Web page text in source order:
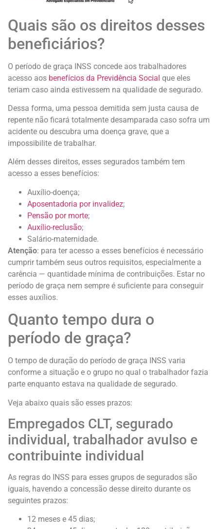
Quais são os direitos desses
beneficiários?
O período de graça INSS concede aos trabalhadores
acesso aos benefícios da Previdência Social que eles
teriam caso ainda estivessem na qualidade de segurado.
Dessa forma, uma pessoa demitida sem justa causa de
repente não ficará totalmente desamparada caso sofra um
acidente ou descubra uma doença grave, que a
impossibilite de trabalhar.
Além desses direitos, esses segurados também tem
acesso a esses benefícios:
Auxílio-doença;
Aposentadoria por invalidez;
Pensão por morte;
Auxílio-reclusão;
Salário-maternidade.
Atenção: para ter acesso a esses benefícios é necessário
cumprir também seus outros requisitos, especialmente a
carência — quantidade mínima de contribuições. Estar no
período de graça nem sempre é suficiente para conseguir
esses auxílios.
Quanto tempo dura o
período de graça?
O tempo de duração do período de graça INSS varia
conforme a situação e o grupo no qual o trabalhador fazia
parte enquanto estava na qualidade de segurado.
Veja abaixo quais são esses prazos:
Empregados CLT, segurado
individual, trabalhador avulso e
contribuinte individual
As regras do INSS para esses grupos de segurados são
iguais, havendo a concessão desse direito durante os
seguintes prazos:
12 meses e 45 dias;